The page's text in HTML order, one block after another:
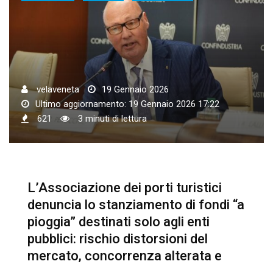
velaveneta
19 Gennaio 2026
Ultimo aggiornamento: 19 Gennaio 2026 17:22
621
3 minuti di lettura
L’Associazione dei porti turistici
denuncia lo stanziamento di fondi “a
pioggia” destinati solo agli enti
pubblici: rischio distorsioni del
mercato, concorrenza alterata e